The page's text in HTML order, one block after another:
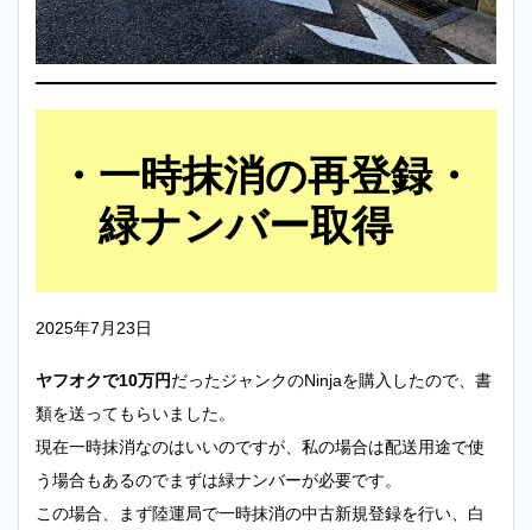
一時抹消の再登録・
緑ナンバー取得
2025年7月23日
ヤフオクで10万円だったジャンクのNinjaを購入したので、書
類を送ってもらいました。
現在一時抹消なのはいいのですが、私の場合は配送用途で使
う場合もあるのでまずは緑ナンバーが必要です。
この場合、まず陸運局で一時抹消の中古新規登録を行い、白